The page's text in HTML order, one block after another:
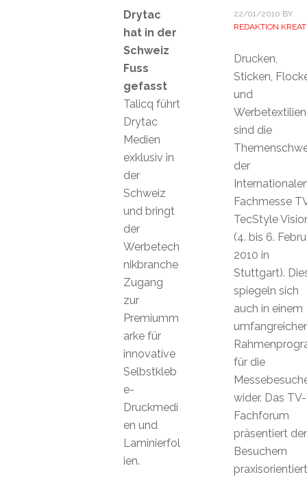
22/01/2010 BY
REDAKTION
Drucken,
Sticken,
und
Werbetextilien
sind die
der
Fachmesse
TecStyle
(4. bis 6.
2010 in
Stuttgart).
spiegeln sich
auch in einem
für die
wider. Das TV-
Fachforum
präsentiert
Besuchern
Drytac
hat in der
Schweiz
Fuss
gefasst
Talicq führt
Drytac
Medien
exklusiv in
der
Schweiz
und bringt
der
Werbetech
nikbranche
Zugang
zur
Premiumm
arke für
innovative
Selbstkleb
e-
Druckmedi
en und
Laminierfol
ien.